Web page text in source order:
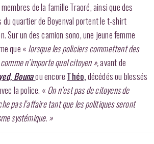
de la famille Traoré, ainsi que des
du quartier de Boyenval portent le t-shirt
Sur un des camion sono, une jeune femme
que « lorsque les policiers commettent des
n’importe quel citoyen »,avant de
Bounaou encore Théo,décédés ou blessés
la police. « On n’est pas de citoyens de
pas l’affaire tant que les politiques seront
systémique. »